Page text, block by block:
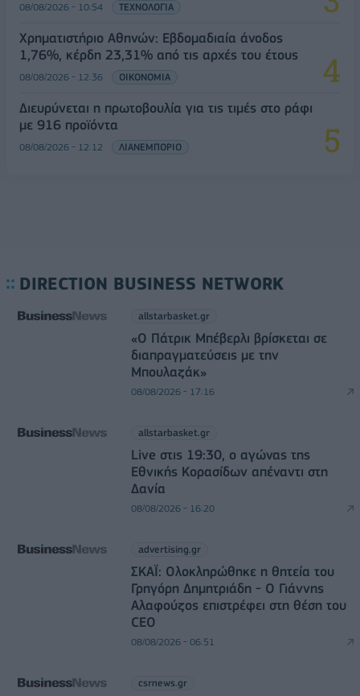
08/08/2026 - 10:54 ΤΕΧΝΟΛΟΓΙΑ
Χρηματιστήριο Αθηνών: Εβδομαδιαία άνοδος
1,76%, κέρδη 23,31% από τις αρχές του έτους
08/08/2026 - 12:36 ΟΙΚΟΝΟΜΙΑ
Διευρύνεται η πρωτοβουλία για τις τιμές στο ράφι
με 916 προϊόντα
08/08/2026 - 12:12 ΛΙΑΝΕΜΠΟΡΙΟ
DIRECTION BUSINESS NETWORK
allstarbasket.gr
«Ο Πάτρικ Μπέβερλι βρίσκεται σε
διαπραγματεύσεις με την
Μπουλαζάκ»
08/08/2026 - 17:16
allstarbasket.gr
Live στις 19:30, ο αγώνας της
Εθνικής Κορασίδων απέναντι στη
Δανία
08/08/2026 - 16:20
advertising.gr
ΣΚΑΪ: Ολοκληρώθηκε η θητεία του
Γρηγόρη Δημητριάδη - Ο Γιάννης
Αλαφούζος επιστρέφει στη θέση του
CEO
08/08/2026 - 06:51
csrnews.gr